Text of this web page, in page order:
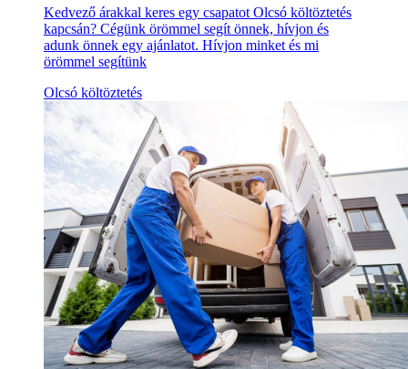
Kedvező árakkal keres egy csapatot Olcsó költöztetés
kapcsán? Cégünk örömmel segít önnek, hívjon és
adunk önnek egy ajánlatot. Hívjon minket és mi
örömmel segítünk
Olcsó költöztetés